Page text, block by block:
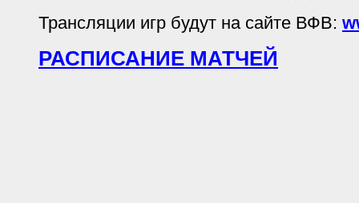
Трансляции игр будут на сайте ВФВ:
РАСПИСАНИЕ МАТЧЕЙ